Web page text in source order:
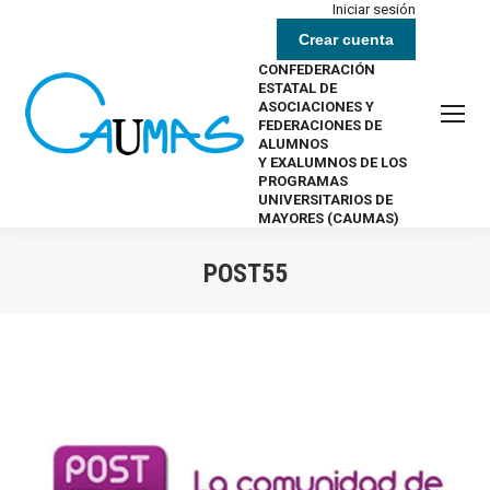
Iniciar sesión
Crear cuenta
CONFEDERACIÓN
ESTATAL DE
ASOCIACIONES Y
FEDERACIONES DE
ALUMNOS
Y EXALUMNOS DE LOS
PROGRAMAS
UNIVERSITARIOS DE
MAYORES (CAUMAS)
POST55